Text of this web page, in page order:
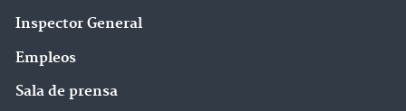
Inspector General
Empleos
Sala de prensa